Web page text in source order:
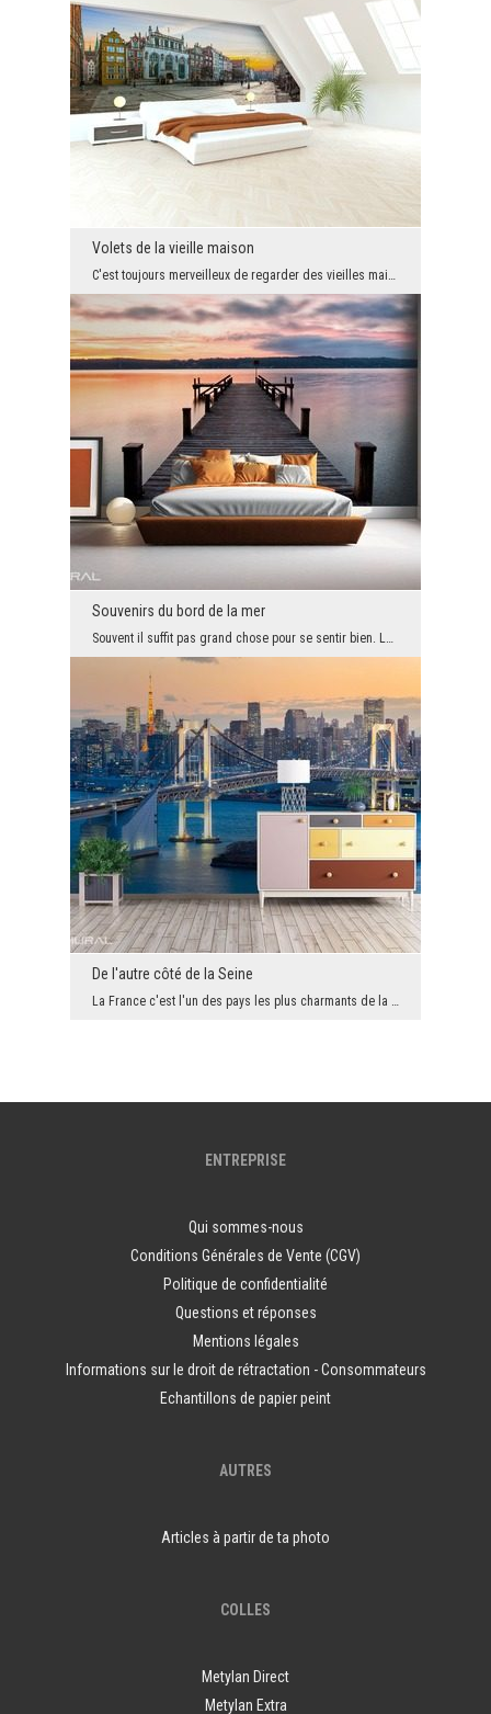
Volets de la vieille maison
C'est toujours merveilleux de regarder des vieilles maison. Vous pouez tomber amoreux de cette vu...
Souvenirs du bord de la mer
Souvent il suffit pas grand chose pour se sentir bien. Le papier peint avec un motif du lac c'est...
De l'autre côté de la Seine
La France c'est l'un des pays les plus charmants de la Terre. C'est à ce pays que nous pensons en...
ENTREPRISE
Qui sommes-nous
Conditions Générales de Vente (CGV)
Politique de confidentialité
Questions et réponses
Mentions légales
Informations sur le droit de rétractation - Consommateurs
Echantillons de papier peint
AUTRES
Articles à partir de ta photo
COLLES
Metylan Direct
Metylan Extra